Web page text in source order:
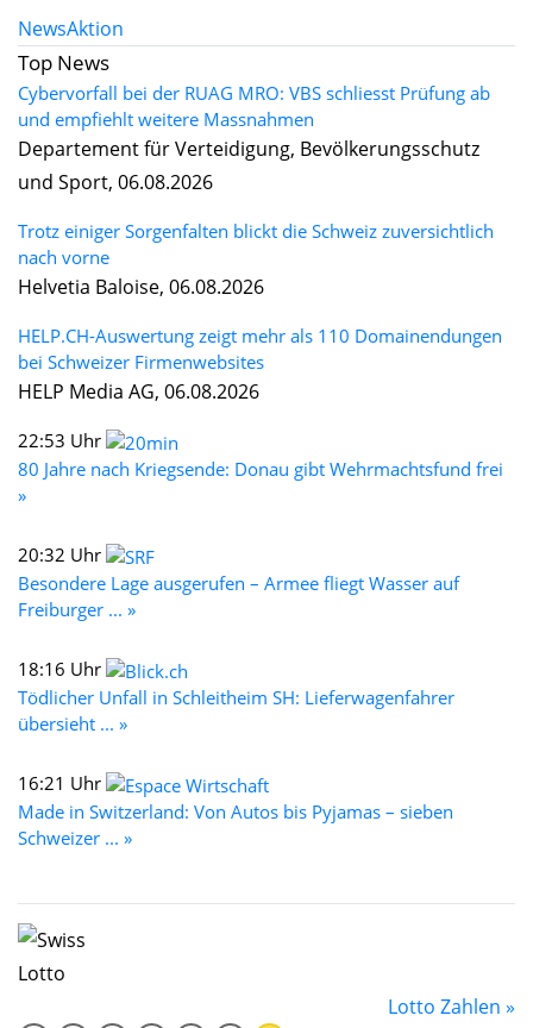
NewsAktion
Top News
Cybervorfall bei der RUAG MRO: VBS schliesst Prüfung ab
und empfiehlt weitere Massnahmen
Departement für Verteidigung, Bevölkerungsschutz
und Sport, 06.08.2026
Trotz einiger Sorgenfalten blickt die Schweiz zuversichtlich
nach vorne
Helvetia Baloise, 06.08.2026
HELP.CH-Auswertung zeigt mehr als 110 Domainendungen
bei Schweizer Firmenwebsites
HELP Media AG, 06.08.2026
22:53 Uhr
80 Jahre nach Kriegsende: Donau gibt Wehrmachtsfund frei
»
20:32 Uhr
Besondere Lage ausgerufen – Armee fliegt Wasser auf
Freiburger ... »
18:16 Uhr
Tödlicher Unfall in Schleitheim SH: Lieferwagenfahrer
übersieht ... »
16:21 Uhr
Made in Switzerland: Von Autos bis Pyjamas – sieben
Schweizer ... »
Lotto Zahlen »